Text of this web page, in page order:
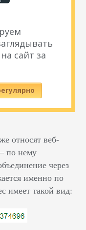
сайт за
относят веб-
по нему
через
именно по
имеет такой вид: